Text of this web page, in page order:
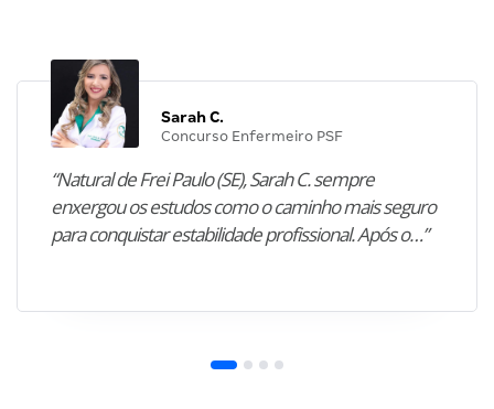
Sarah C.
Concurso Enfermeiro PSF
“Natural de Frei Paulo (SE), Sarah C. sempre
enxergou os estudos como o caminho mais seguro
para conquistar estabilidade profissional. Após o…”